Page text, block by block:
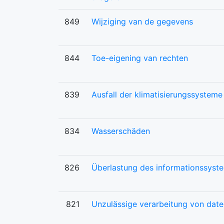
849 Wijziging van de gegevens
844 Toe-eigening van rechten
839 Ausfall der klimatisierungssysteme
834 Wasserschäden
826 Überlastung des
821 Unzulässige verarbeitung von